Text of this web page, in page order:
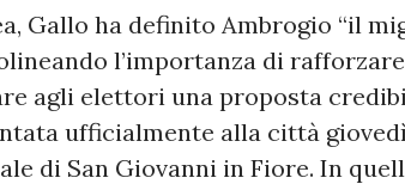
Gallo ha definito Ambrogio “il
l’importanza di
agli elettori una proposta
ufficialmente alla città
di San Giovanni in Fiore. In